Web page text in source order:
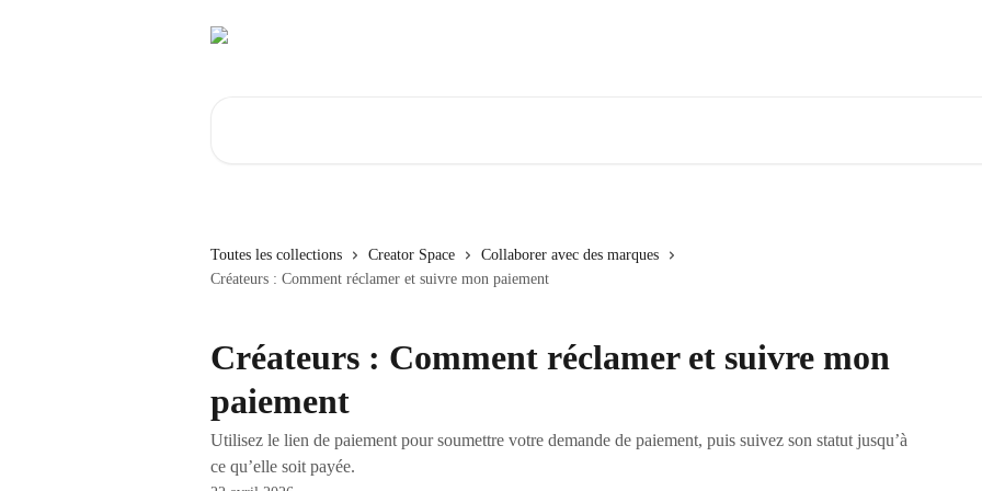
Toutes les collections Creator Space
Collaborer avec des marques
Créateurs : Comment réclamer et suivre mon paiement
Créateurs : Comment réclamer et suivre mon
paiement
Utilisez le lien de paiement pour soumettre votre demande de paiement, puis suivez son statut jusqu’à
ce qu’elle soit payée.